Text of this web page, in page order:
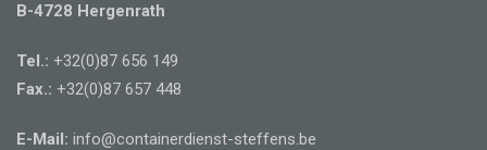
B-4728 Hergenrath
Tel.: +32(0)87 656 149
Fax.: +32(0)87 657 448
E-Mail: info@containerdienst-steffens.be